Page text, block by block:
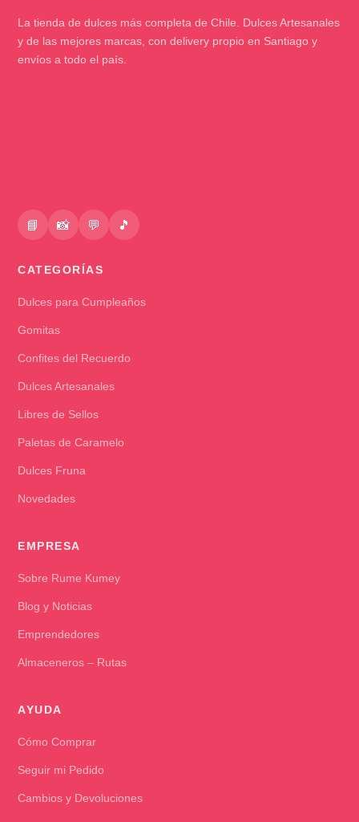
La tienda de dulces más completa de Chile. Dulces Artesanales
y de las mejores marcas, con delivery propio en Santiago y
envíos a todo el país.
📘 📸 💬 🎵
CATEGORÍAS
Dulces para Cumpleaños
Gomitas
Confites del Recuerdo
Dulces Artesanales
Libres de Sellos
Paletas de Caramelo
Dulces Fruna
Novedades
EMPRESA
Sobre Rume Kumey
Blog y Noticias
Emprendedores
Almaceneros – Rutas
AYUDA
Cómo Comprar
Seguir mi Pedido
Cambios y Devoluciones